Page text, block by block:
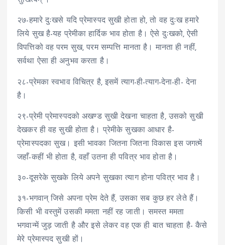
२७-हमारे दुःखसे यदि प्रेमास्पद सुखी होता हो, तो वह दुःख हमारे
लिये सुख है-यह प्रेमीका हार्दिक भाव होता है। ऐसे दुःखको, ऐसी
विपत्तिको वह परम सुख, परम सम्पत्ति मानता है। मानता ही नहीं,
सर्वथा ऐसा ही अनुभव करता है।
२८-प्रेमका स्वभाव विचित्र है, इसमें त्याग-ही-त्याग-देना-ही- देना
है।
२९-प्रेमी प्रेमास्पदको अखण्ड सुखी देखना चाहता है, उसको सुखी
देखकर ही वह सुखी होता है। प्रेमीके सुखका आधार है-
प्रेमास्पदका सुख। इसी भावका जितना जितना विकास इस जगत्में
जहाँ-कहीं भी होता है, वहाँ उतना ही पवित्र भाव होता है।
३०-दूसरेके सुखके लिये अपने सुखका त्याग होना पवित्र भाव है।
३१-भगवान् जिसे अपना प्रेम देते हैं, उसका सब कुछ हर लेते हैं।
किसी भी वस्तुमें उसकी ममता नहीं रह जाती। समस्त ममता
भगवान्में जुड़ जाती है और इसे लेकर वह एक ही बात चाहता है- कैसे
मेरे प्रेमास्पद सुखी हों।